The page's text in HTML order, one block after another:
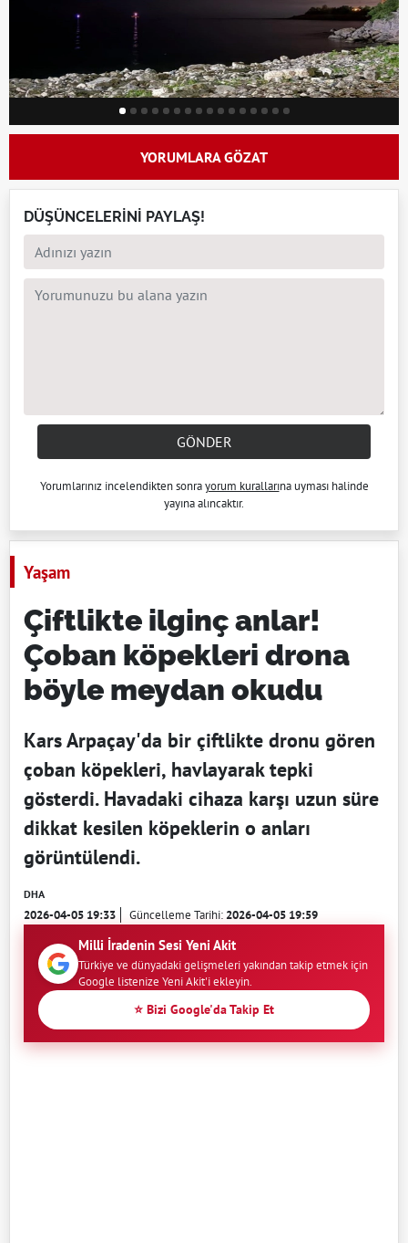
YORUMLARA GÖZAT
DÜŞÜNCELERİNİ PAYLAŞ!
GÖNDER
Yorumlarınız incelendikten sonrayorum kurallarına uyması halinde
yayına alıncaktır.
Yaşam
Çiftlikte ilginç anlar!
Çoban köpekleri drona
böyle meydan okudu
Kars Arpaçay'da bir çiftlikte dronu gören
çoban köpekleri, havlayarak tepki
gösterdi. Havadaki cihaza karşı uzun süre
dikkat kesilen köpeklerin o anları
görüntülendi.
DHA
2026-04-05 19:33 Güncelleme Tarihi:2026-04-05 19:59
Milli İradenin Sesi Yeni Akit
Türkiye ve dünyadaki gelişmeleri yakından takip etmek için
Google listenize Yeni Akit'i ekleyin.
⭐ Bizi Google'da Takip Et